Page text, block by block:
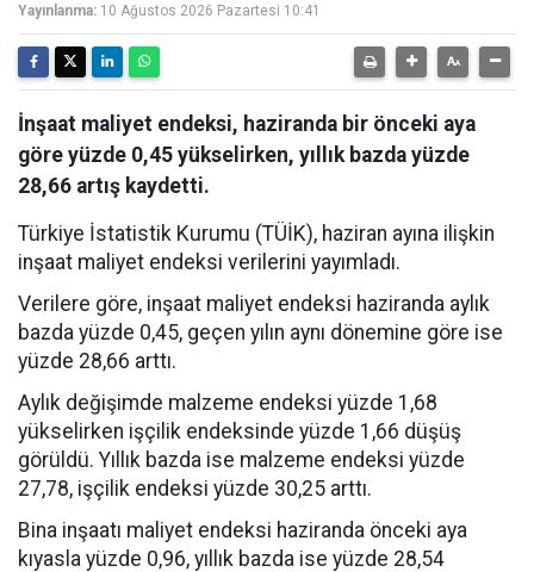
Yayınlanma: 10 Ağustos 2026 Pazartesi 10:41
İnşaat maliyet endeksi, haziranda bir önceki aya
göre yüzde 0,45 yükselirken, yıllık bazda yüzde
28,66 artış kaydetti.
Türkiye İstatistik Kurumu (TÜİK), haziran ayına ilişkin
inşaat maliyet endeksi verilerini yayımladı.
Verilere göre, inşaat maliyet endeksi haziranda aylık
bazda yüzde 0,45, geçen yılın aynı dönemine göre ise
yüzde 28,66 arttı.
Aylık değişimde malzeme endeksi yüzde 1,68
yükselirken işçilik endeksinde yüzde 1,66 düşüş
görüldü. Yıllık bazda ise malzeme endeksi yüzde
27,78, işçilik endeksi yüzde 30,25 arttı.
Bina inşaatı maliyet endeksi haziranda önceki aya
kıyasla yüzde 0,96, yıllık bazda ise yüzde 28,54